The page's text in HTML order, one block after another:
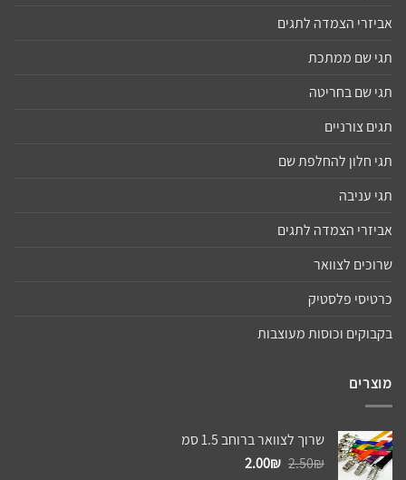
אביזרי הצמדה לתגים
תגי שם ממתכת
תגי שם בחריטה
תגים צורניים
תגי חלון להחלפת שם
תגי עניבה
אביזרי הצמדה לתגים
שרוכים לצוואר
כרטיסי פלסטיק
בקבוקים וכוסות מעוצבות
מוצרים
שרוך לצוואר ברוחב 1.5 סמ
2.50₪
המחיר
2.00₪
המחיר